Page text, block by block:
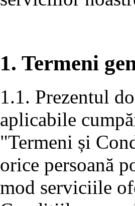
1. Termeni
1.1. Prezentul
aplicabile
"Termeni și
orice persoană
mod serviciile